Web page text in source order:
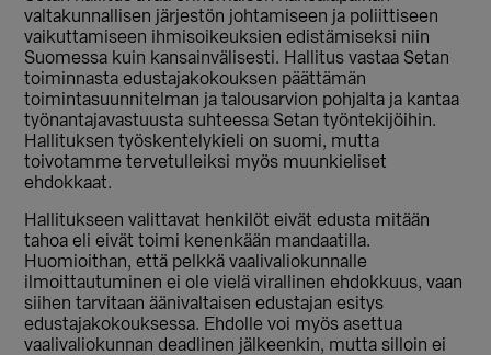
valtakunnallisen järjestön johtamiseen ja poliittiseen
vaikuttamiseen ihmisoikeuksien edistämiseksi niin
Suomessa kuin kansainvälisesti. Hallitus vastaa Setan
toiminnasta edustajakokouksen päättämän
toimintasuunnitelman ja talousarvion pohjalta ja kantaa
työnantajavastuusta suhteessa Setan työntekijöihin.
Hallituksen työskentelykieli on suomi, mutta
toivotamme tervetulleiksi myös muunkieliset
ehdokkaat.
Hallitukseen valittavat henkilöt eivät edusta mitään
tahoa eli eivät toimi kenenkään mandaatilla.
Huomioithan, että pelkkä vaalivaliokunnalle
ilmoittautuminen ei ole vielä virallinen ehdokkuus, vaan
siihen tarvitaan äänivaltaisen edustajan esitys
edustajakokouksessa. Ehdolle voi myös asettua
vaalivaliokunnan deadlinen jälkeenkin, mutta silloin ei